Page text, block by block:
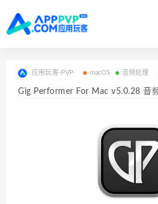
应用玩客-PVP macOS 音频处理
Gig Performer For Mac v5.0.28 音